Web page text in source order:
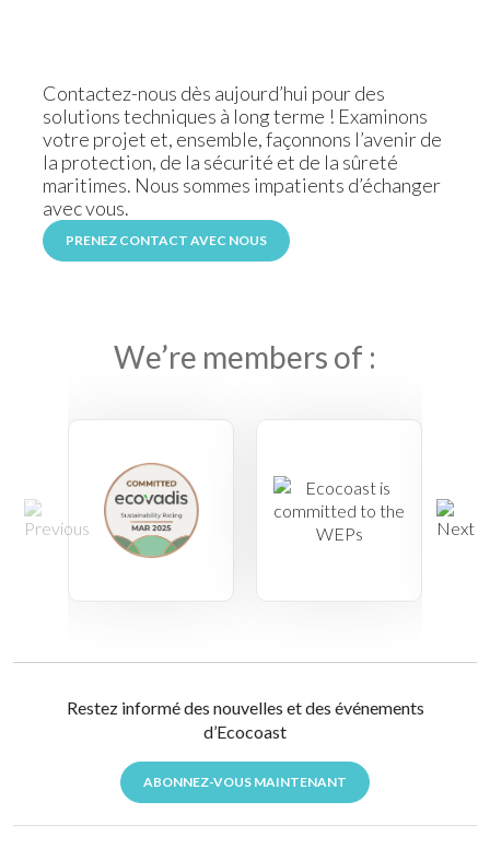
Contactez-nous dès aujourd’hui pour des
solutions techniques à long terme ! Examinons
votre projet et, ensemble, façonnons l’avenir de
la protection, de la sécurité et de la sûreté
maritimes. Nous sommes impatients d’échanger
avec vous.
PRENEZ CONTACT AVEC NOUS
We’re members of :
Restez informé des nouvelles et des événements
d’Ecocoast
ABONNEZ-VOUS MAINTENANT